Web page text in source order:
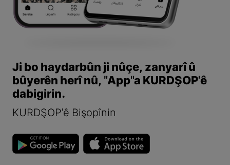
Ji bo haydarbûn ji nûçe, zanyarî û
bûyerên herî nû, "App"a KURDŞOP'ê
dabigirin.
KURDŞOP'ê Bişopînin